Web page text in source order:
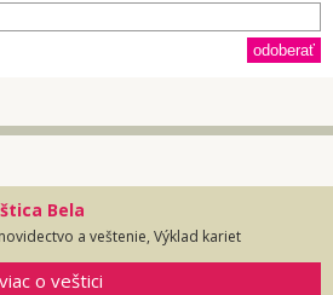
Bela
a veštenie, Výklad kariet
viac o veštici